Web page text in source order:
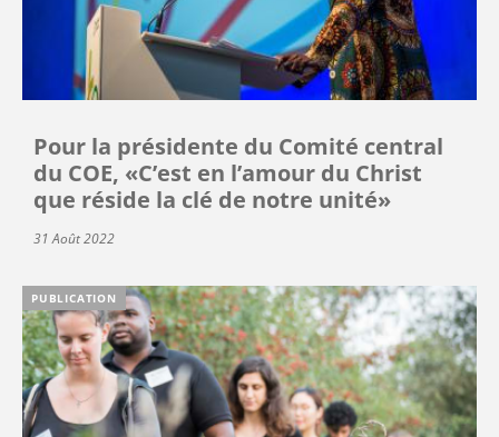
Pour la présidente du Comité central
du COE, «C’est en l’amour du Christ
que réside la clé de notre unité»
31 Août 2022
PUBLICATION